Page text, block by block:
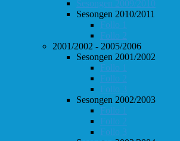
Sesongen 2009/2010
Sesongen 2010/2011
Follo 1
Follo 2
2001/2002 - 2005/2006
Sesongen 2001/2002
Follo 1
Follo 2
Follo 3
Sesongen 2002/2003
Follo 1
Follo 2
Follo 3